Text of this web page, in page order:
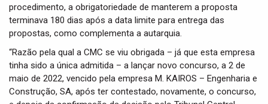
procedimento, a obrigatoriedade de manterem a proposta
terminava 180 dias após a data limite para entrega das
propostas, como complementa a autarquia.
“Razão pela qual a CMC se viu obrigada – já que esta empresa
tinha sido a única admitida – a lançar novo concurso, a 2 de
maio de 2022, vencido pela empresa M. KAIROS – Engenharia e
Construção, SA, após ter contestado, novamente, o concurso,